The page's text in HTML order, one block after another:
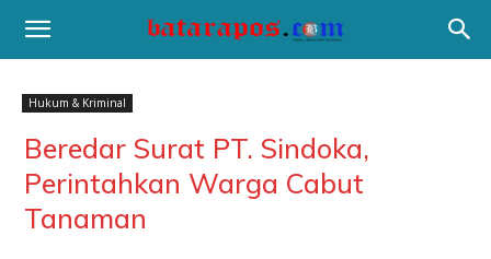
Hukum & Kriminal
Beredar Surat PT. Sindoka,
Perintahkan Warga Cabut
Tanaman